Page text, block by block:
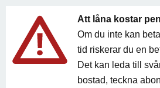
Att låna kostar
Om du inte kan
tid riskerar du en
Det kan leda till
bostad, teckna